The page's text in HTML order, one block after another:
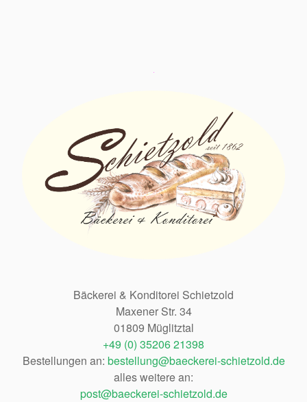
Bäckerei & Konditorei Schietzold
Maxener Str. 34
01809 Müglitztal
+49 (0) 35206 21398
Bestellungen an: bestellung@baeckerei-schietzold.de
alles weitere an:
post@baeckerei-schietzold.de